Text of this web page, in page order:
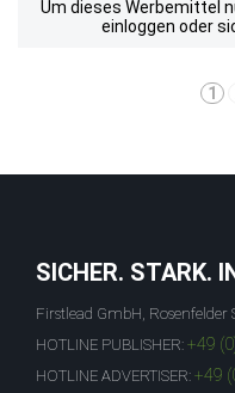
Um dieses Werbemittel
einloggen oder
1
SICHER. STARK.
Firstlead GmbH, Rosenfelder
HOTLINE PUBLISHER: +49
HOTLINE ADVERTISER: +49